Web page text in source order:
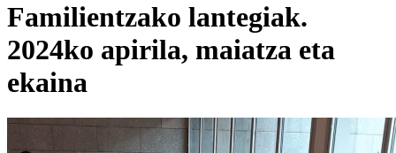
Familientzako lantegiak.
2024ko apirila, maiatza eta
ekaina